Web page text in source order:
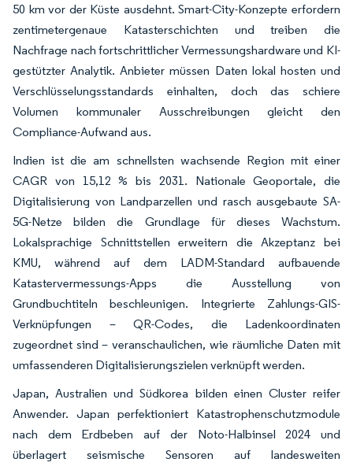
50 km vor der Küste ausdehnt. Smart-City-Konzepte erfordern
zentimetergenaue Katasterschichten und treiben die
Nachfrage nach fortschrittlicher Vermessungshardware und KI-
gestützter Analytik. Anbieter müssen Daten lokal hosten und
Verschlüsselungsstandards einhalten, doch das schiere
Volumen kommunaler Ausschreibungen gleicht den
Compliance-Aufwand aus.
Indien ist die am schnellsten wachsende Region mit einer
CAGR von 15,12 % bis 2031. Nationale Geoportale, die
Digitalisierung von Landparzellen und rasch ausgebaute SA-
5G-Netze bilden die Grundlage für dieses Wachstum.
Lokalsprachige Schnittstellen erweitern die Akzeptanz bei
KMU, während auf dem LADM-Standard aufbauende
Katastervermessungs-Apps die Ausstellung von
Grundbuchtiteln beschleunigen. Integrierte Zahlungs-GIS-
Verknüpfungen – QR-Codes, die Ladenkoordinaten
zugeordnet sind – veranschaulichen, wie räumliche Daten mit
umfassenderen Digitalisierungszielen verknüpft werden.
Japan, Australien und Südkorea bilden einen Cluster reifer
Anwender. Japan perfektioniert Katastrophenschutzmodule
nach dem Erdbeben auf der Noto-Halbinsel 2024 und
überlagert seismische Sensoren auf landesweiten